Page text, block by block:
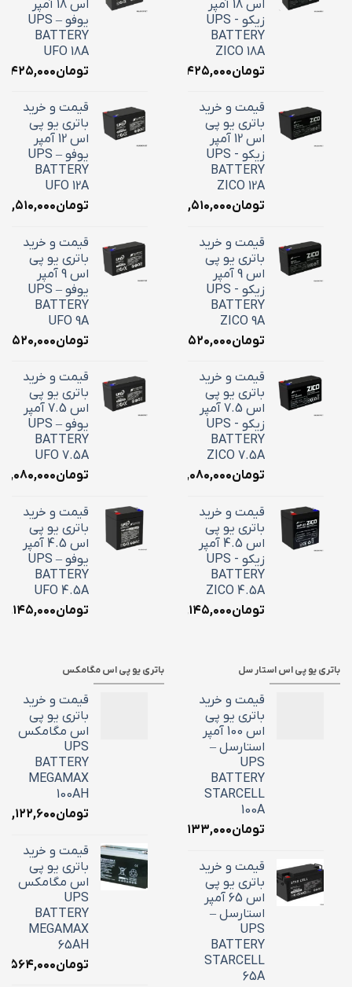
اس 18 آمپر
زیکو - UPS
BATTERY
ZICO 18A
تومان۷,۴۲۵,۰۰۰
قیمت و خرید
باتری یو پی
اس 12 آمپر
زیکو - UPS
BATTERY
ZICO 12A
تومان۴,۵۱۰,۰۰۰
قیمت و خرید
باتری یو پی
اس 9 آمپر
زیکو - UPS
BATTERY
ZICO 9A
تومان۳,۵۲۰,۰۰۰
قیمت و خرید
باتری یو پی
اس 7.5 آمپر
زیکو - UPS
BATTERY
ZICO 7.5A
تومان۳,۰۸۰,۰۰۰
قیمت و خرید
باتری یو پی
اس 4.5 آمپر
زیکو - UPS
BATTERY
ZICO 4.5A
تومان۲,۱۴۵,۰۰۰
اس 18 آمپر
یوفو – UPS
BATTERY
UFO 18A
تومان
قیمت و خرید
باتری یو پی
اس 12 آمپر
یوفو – UPS
BATTERY
UFO 12A
تومان۴,۵۱۰,۰۰۰
قیمت و خرید
باتری یو پی
اس 9 آمپر
یوفو – UPS
BATTERY
UFO 9A
تومان۳,۵۲۰,۰۰۰
قیمت و خرید
باتری یو پی
اس 7.5 آمپر
یوفو – UPS
BATTERY
UFO 7.5A
تومان۳,۰۸۰,۰۰۰
قیمت و خرید
باتری یو پی
اس 4.5 آمپر
یوفو – UPS
BATTERY
UFO 4.5A
تومان۲,۱۴۵,۰۰۰
باتری یو پی اس استار سل
قیمت و خرید
باتری یو پی
اس 100 آمپر
استارسل –
UPS
BATTERY
STARCELL
100A
تومان۳۴,۱۳۳,۰۰۰
قیمت و خرید
باتری یو پی
اس 65 آمپر
استارسل –
UPS
BATTERY
STARCELL
65A
باتری یو پی اس مگامکس
قیمت و خرید
باتری یو پی
اس مگامکس
UPS
BATTERY
MEGAMAX
100AH
تومان
قیمت و خرید
باتری یو پی
اس مگامکس
UPS
BATTERY
MEGAMAX
65AH
تومان